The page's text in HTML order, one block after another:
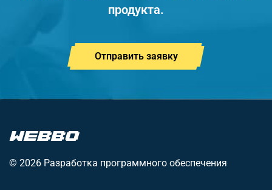
продукта.
Отправить заявку
© 2026 Разработка программного обеспечения